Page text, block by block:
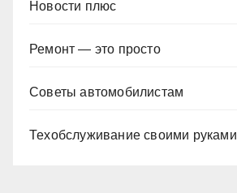
Новости плюс
Ремонт — это просто
Советы автомобилистам
Техобслуживание своими руками